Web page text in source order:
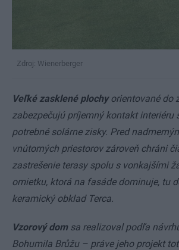
Zdroj: Wienerberger
Veľké zasklené plochy orientované do
zabezpečujú príjemný kontakt interiéru
potrebné solárne zisky. Pred
vnútorných priestorov zároveň chráni
zastrešenie terasy spolu s vonkajšími
omietku, ktorá na fasáde dominuje, tu
keramický obklad Terca.
Vzorový dom sa realizoval podľa
Bohumila Brůžu – práve jeho projekt